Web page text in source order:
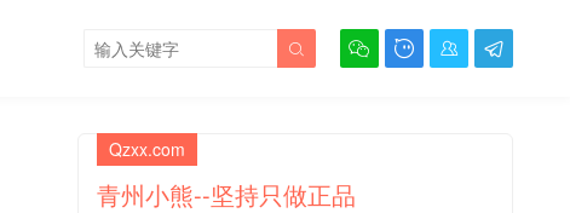
   

Qzxx.com
青州小熊--坚持只做正品